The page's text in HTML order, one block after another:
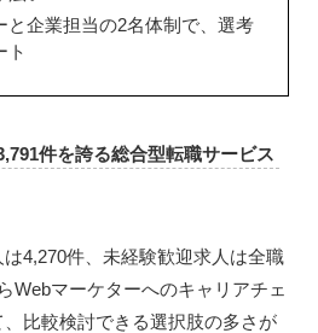
と企業担当の2名体制で、選考
ト
件を誇る総合型転職サービス
4,270件、未経験歓迎求人は全職
Webマーケターへのキャリアチェ
比較検討できる選択肢の多さが